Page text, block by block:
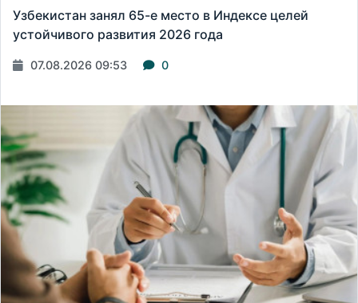
Узбекистан занял 65-е место в Индексе целей
устойчивого развития 2026 года
07.08.2026 09:53 0